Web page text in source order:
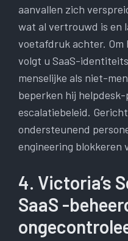
aanvallen zich
wat al vertrouwd is en
voetafdruk achter.
volgt u SaaS-
menselijke als niet-
beperken hij
escalatiebeleid.
ondersteunend
engineering blokkeren
4. Victoria’s
SaaS -